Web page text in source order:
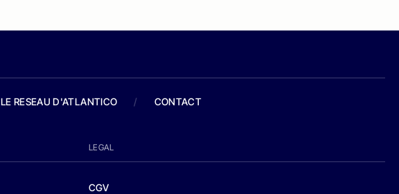
LE RESEAU D'ATLANTICO / CONTACT
LEGAL
CGV